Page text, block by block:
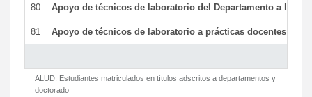
80 Apoyo de técnicos de laboratorio del Departamento a la
81 Apoyo de técnicos de laboratorio a prácticas docentes y
ALUD: Estudiantes matriculados en títulos adscritos a departamentos y
doctorado